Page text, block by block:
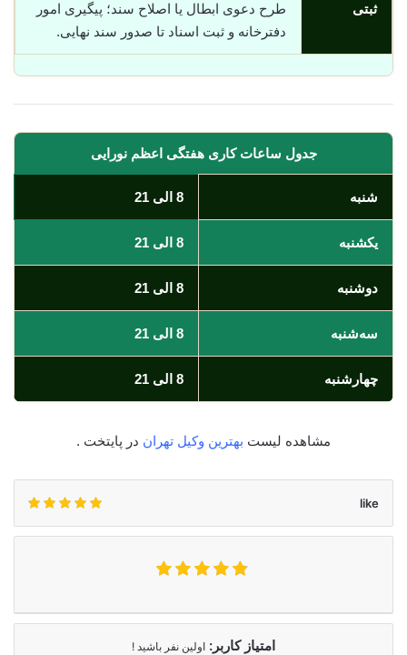
ثبتی
طرح دعوی ابطال یا اصلاح سند؛ پیگیری امور
دفترخانه و ثبت اسناد تا صدور سند نهایی.
جدول ساعات کاری هفتگی اعظم نورایی
شنبه 8 الی 21
یکشنبه 8 الی 21
دوشنبه 8 الی 21
سه‌شنبه 8 الی 21
چهارشنبه 8 الی 21
مشاهده لیست بهترین وکیل تهران در پایتخت .
like
امتیاز کاربر: اولین نفر باشید !